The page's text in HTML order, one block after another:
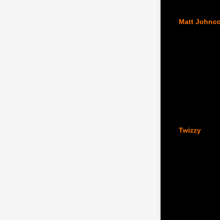
Matt
Twizzy